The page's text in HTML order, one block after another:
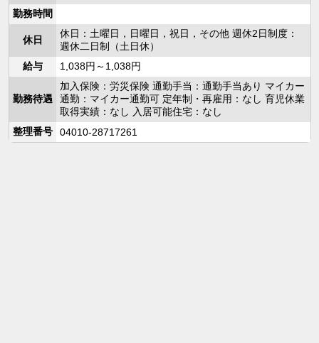
勤務時間
休日
休日：土曜日，日曜日，祝日，その他 週休2日制度：
週休二日制（土日休）
給与
1,038円～1,038円
勤務待遇
加入保険：労災保険 通勤手当：通勤手当あり マイカー
通勤：マイカー通勤可 定年制・再雇用：なし 育児休業
取得実績：なし 入居可能住宅：なし
整理番号
04010-28717261